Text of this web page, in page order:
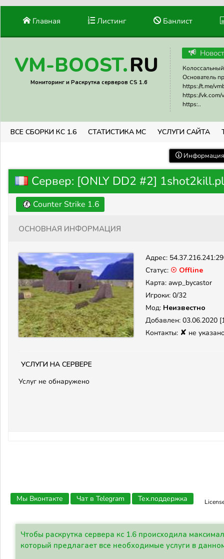
Главная Листинг Банлист
VM-BOOST.RU
Мониторинг и Раскрутка серверов CS 1.6
Основатель
https://t.me/
https://vk.com/
https:..
ВСЕ СБОРКИ КС 1.6 СТАТИСТИКА МС УСЛУГИ САЙТА
Сервер: [ONLY DD2 #2] 1shot2kill.pl
Counter Strike 1.6
Основная информация
Адрес:
Статус: ☉ Offline
Карта: awp_bycastor
Игроки: 0/32
Мод: Неизвестно
Добавлен: 03.06.2020
Контакты: ✘ не
Услуги на сервере
Услуг не обнаружено
Мы Вконтакте Чат в Telegram Тех.поддержка
Чтобы раскрутка сервера кс 1.6 происходила
который предлагает все необходимые услуги в